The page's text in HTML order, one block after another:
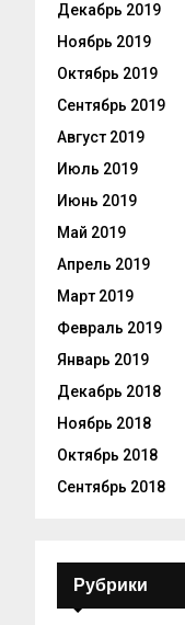
Декабрь 2019
Ноябрь 2019
Октябрь 2019
Сентябрь 2019
Август 2019
Июль 2019
Июнь 2019
Май 2019
Апрель 2019
Март 2019
Февраль 2019
Январь 2019
Декабрь 2018
Ноябрь 2018
Октябрь 2018
Сентябрь 2018
Рубрики